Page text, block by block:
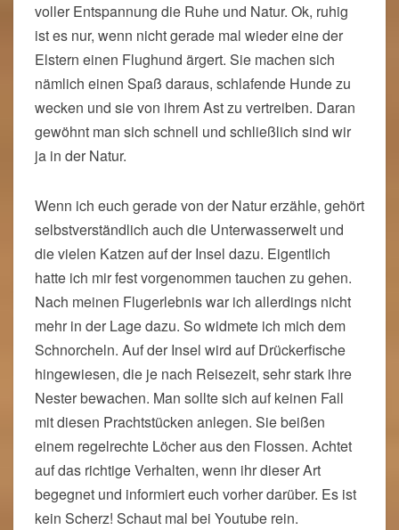
voller Entspannung die Ruhe und Natur. Ok, ruhig
ist es nur, wenn nicht gerade mal wieder eine der
Elstern einen Flughund ärgert. Sie machen sich
nämlich einen Spaß daraus, schlafende Hunde zu
wecken und sie von ihrem Ast zu vertreiben. Daran
gewöhnt man sich schnell und schließlich sind wir
ja in der Natur.
Wenn ich euch gerade von der Natur erzähle, gehört
selbstverständlich auch die Unterwasserwelt und
die vielen Katzen auf der Insel dazu. Eigentlich
hatte ich mir fest vorgenommen tauchen zu gehen.
Nach meinen Flugerlebnis war ich allerdings nicht
mehr in der Lage dazu. So widmete ich mich dem
Schnorcheln. Auf der Insel wird auf Drückerfische
hingewiesen, die je nach Reisezeit, sehr stark ihre
Nester bewachen. Man sollte sich auf keinen Fall
mit diesen Prachtstücken anlegen. Sie beißen
einem regelrechte Löcher aus den Flossen. Achtet
auf das richtige Verhalten, wenn ihr dieser Art
begegnet und informiert euch vorher darüber. Es ist
kein Scherz! Schaut mal bei Youtube rein.